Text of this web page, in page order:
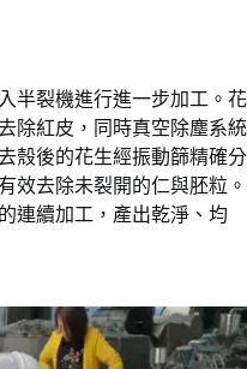
半裂機進行進一步加工。花
除紅皮，同時真空除塵系統
殼後的花生經振動篩精確分
效去除未裂開的仁與胚粒。
連續加工，產出乾淨、均